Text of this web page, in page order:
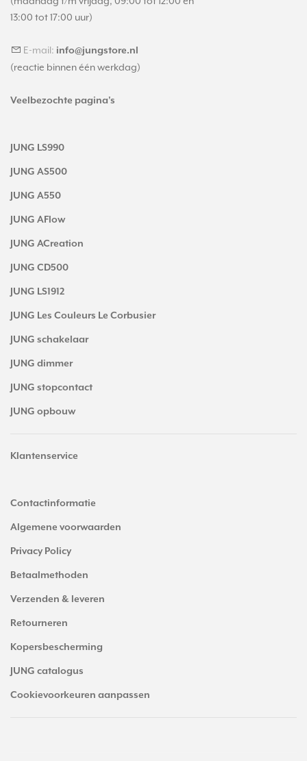
13:00 tot 17:00 uur)
E-mail: info@jungstore.nl
(reactie binnen één werkdag)
Veelbezochte pagina's
JUNG LS990
JUNG AS500
JUNG A550
JUNG AFlow
JUNG ACreation
JUNG CD500
JUNG LS1912
JUNG Les Couleurs Le Corbusier
JUNG schakelaar
JUNG dimmer
JUNG stopcontact
JUNG opbouw
Klantenservice
Contactinformatie
Algemene voorwaarden
Privacy Policy
Betaalmethoden
Verzenden & leveren
Retourneren
Kopersbescherming
JUNG catalogus
Cookievoorkeuren aanpassen